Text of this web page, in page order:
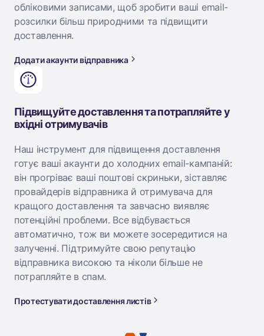
обліковими записами, щоб зробити ваші email-
розсилки більш природними та підвищити
доставлення.
Додати акаунти відправника
Підвищуйте доставлення та потрапляйте у
вхідні отримувачів
Наш інструмент для підвищення доставлення
готує ваші акаунти до холодних email-кампаній:
він прогріває ваші поштові скриньки, зіставляє
провайдерів відправника й отримувача для
кращого доставлення та завчасно виявляє
потенційні проблеми. Все відбувається
автоматично, тож ви можете зосередитися на
залученні. Підтримуйте свою репутацію
відправника високою та ніколи більше не
потрапляйте в спам.
Протестувати доставлення листів